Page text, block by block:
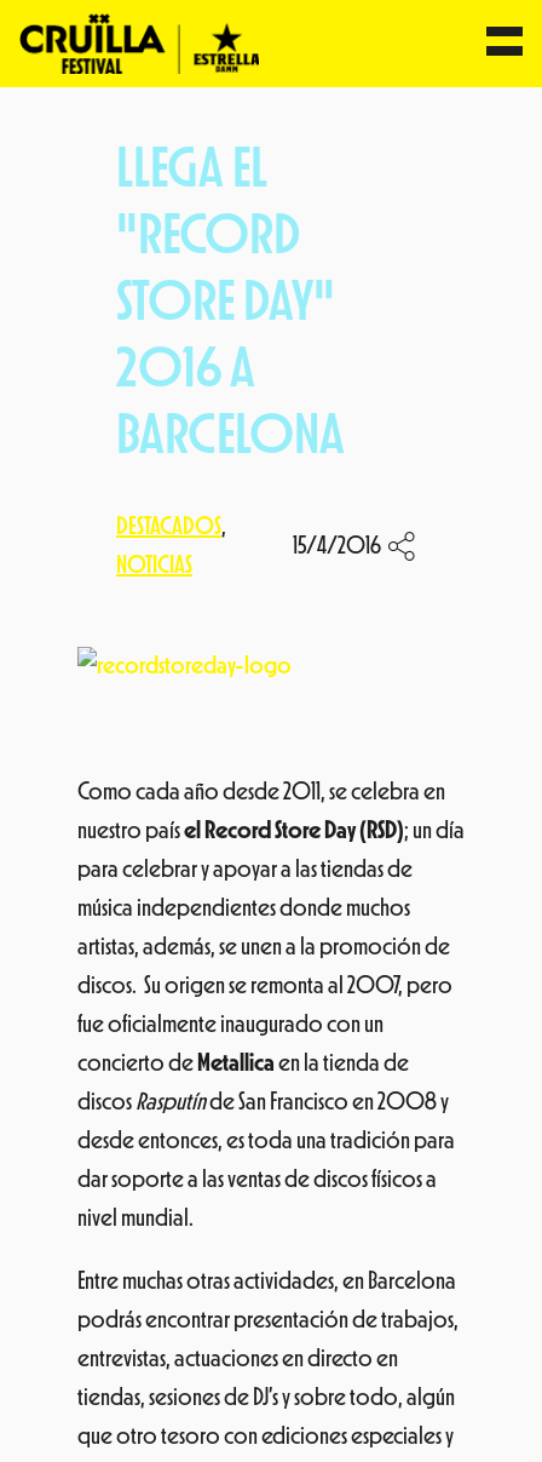
LLEGA EL
"RECORD
STORE DAY"
2016 A
BARCELONA
DESTACADOS
NOTICIAS
15/4/2016
Como cada año desde 2011, se celebra en
nuestro paísel Record Store Day (RSD); un día
para celebrar y apoyar a las tiendas de
música independientes donde muchos
artistas, además, se unen a la promoción de
discos. Su origen se remonta al 2007, pero
fue oficialmente inaugurado con un
concierto de Metallica en la tienda de
discos Rasputínde San Francisco en 2008 y
desde entonces, es toda una tradición para
dar soporte a las ventas de discos físicos a
nivel mundial.
Entre muchas otras actividades, en Barcelona
podrás encontrar presentación de trabajos,
entrevistas, actuaciones en directo en
tiendas, sesiones de DJ’s y sobre todo, algún
que otro tesoro con ediciones especiales y